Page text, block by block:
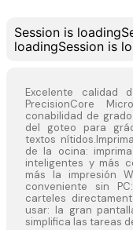
Session is loading
loadingSession is
Excelente calidad
PrecisionCore
conabilidad de
del goteo para
textos
de la ocina:
inteligentes y más
más la impresión
conveniente sin
carteles
usar: la gran
simplifica las tareas